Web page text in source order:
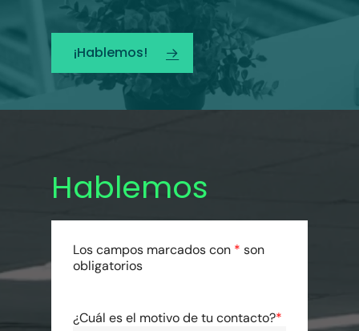
¡Hablemos!
Hablemos
Los campos marcados con * son
obligatorios
¿Cuál es el motivo de tu contacto?*